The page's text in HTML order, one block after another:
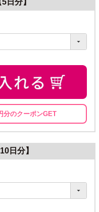
日分】
分のクーポンGET
日分】